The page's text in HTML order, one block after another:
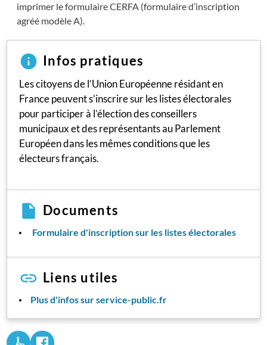
imprimer le formulaire CERFA (formulaire d’inscription
agréé modèle A).
Infos pratiques
Les citoyens de l’Union Européenne résidant en
France peuvent s’inscrire sur les listes électorales
pour participer à l’élection des conseillers
municipaux et des représentants au Parlement
Européen dans les mêmes conditions que les
électeurs français.
Documents
Formulaire d'inscription sur les listes électorales
Liens utiles
Plus d'infos sur service-public.fr